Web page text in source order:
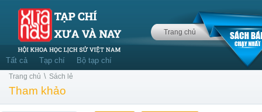
Trang chủ
Tất cả Tạp chí Bộ tạp chí
Trang chủ \ Sách lẻ
Tham khảo